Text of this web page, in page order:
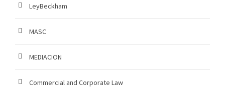
LeyBeckham
MASC
MEDIACION
Commercial and Corporate Law